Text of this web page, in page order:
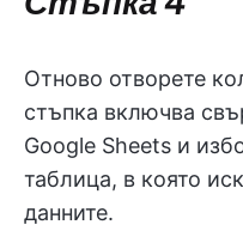
Отново отворете
стъпка включва
Google Sheets и
таблица, в която
данните.